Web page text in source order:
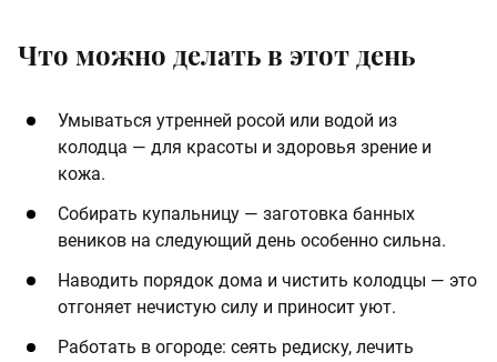
Что можно делать в этот день
Умываться утренней росой или водой из
колодца — для красоты и здоровья зрение и
кожа.
Собирать купальницу — заготовка банных
веников на следующий день особенно сильна.
Наводить порядок дома и чистить колодцы — это
отгоняет нечистую силу и приносит уют.
Работать в огороде: сеять редиску, лечить